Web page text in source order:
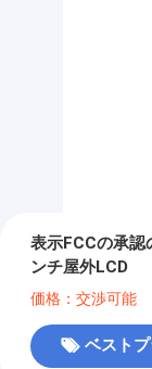
表示FCCの承認
ンチ屋外LCD
価格：交渉可能
ベスト